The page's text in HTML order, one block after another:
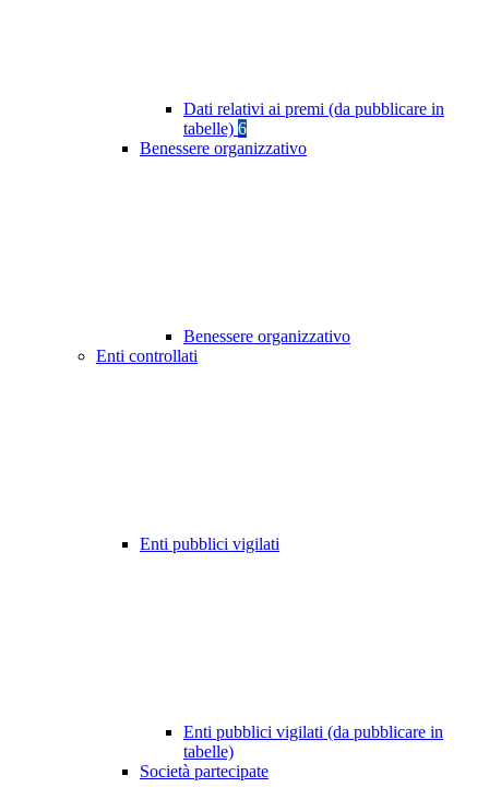
Dati relativi ai premi (da pubblicare in
tabelle) 6
Benessere organizzativo
Benessere organizzativo
Enti controllati
Enti pubblici vigilati
Enti pubblici vigilati (da pubblicare in
tabelle)
Società partecipate